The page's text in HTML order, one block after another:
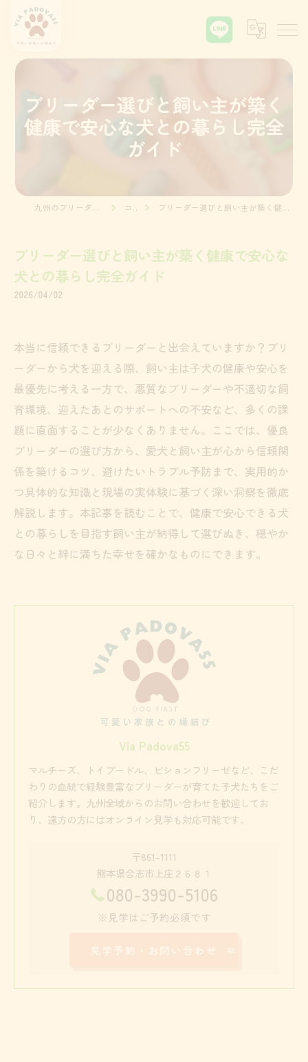
ブリーダー選びと飼い主が築く
健康で安心な犬との暮らし完全
ガイド
コラム ブリーダー選びと飼い主が築く健康で安心な犬との暮らし完全ガイド
ブリーダー選びと飼い主が築く健康で安心な
犬との暮らし完全ガイド
2026/04/02
本当に信頼できるブリーダーと出会えていますか？ブリ
ーダーから犬を迎える際、飼い主は子犬の健康や安心を
最優先に考える一方で、悪質なブリーダーや不適切な飼
育環境、迎えたあとのサポートへの不安など、多くの課
題に直面することが少なくありません。ここでは、優良
ブリーダーの選び方から、愛犬と飼い主が心から信頼関
係を築けるコツ、避けたいトラブル予防まで、実用的か
つ具体的な知識と現場の実体験に基づく深い洞察を徹底
解説します。本記事を読むことで、健康で安心できる犬
との暮らしを目指す飼い主が納得して選びぬき、穏やか
な日々と絆に満ちた幸せを確かなものにできます。
Via Padova55
マルチーズ、トイプードル、ビションフリーゼなど、こだ
わりの血統で経験豊富なブリーダーが育てた子犬たちをご
紹介します。九州全域からのお問い合わせを歓迎してお
り、遠方の方にはオンライン見学も対応可能です。
〒861-1111
熊本県合志市上庄２６８１
080-3990-5106
※見学はご予約必須です